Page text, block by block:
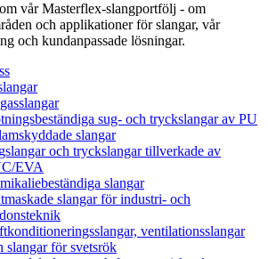
vår Masterflex-slangportfölj - om
och applikationer för slangar, vår
och kundanpassade lösningar.
sug- och tryckslangar av PU
slangar
och tryckslangar tillverkade av
EVA
slangar
slangar för industri- och
ventilationsslangar
slangar för svetsrök